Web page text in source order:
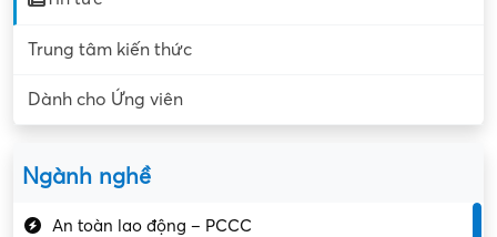
Trung tâm kiến thức
Dành cho Ứng viên
Ngành nghề
An toàn lao động – PCCC